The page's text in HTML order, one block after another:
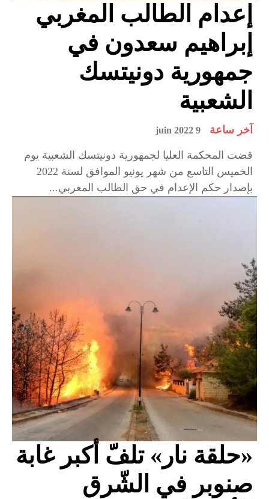
إعدام الطالب المغربي
إبراهيم سعدون في
جمهورية دونيتسك
الشعبية
آخر ساعة 9 juin 2022
قضت المحكمة العليا لجمهورية دونيتسك الشعبية يوم
الخميس التاسع من شهر يونيو الموافق لسنة 2022
بإصدار حكم الإعدام في حق الطالب المغربي...
«حلقة نار» تلفّ أكبر غابة
صنوبر في الشّرق